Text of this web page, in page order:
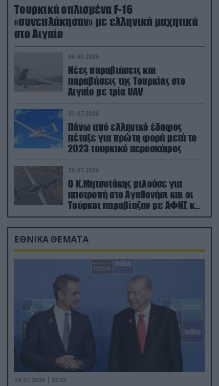
Τουρκικά οπλισμένα F-16
«συνεπλάκησαν» με ελληνικά μαχητικά
στο Αιγαίο
06.08.2026
Νέες παραβιάσεις και
παραβάσεις της Τουρκίας στο
Αιγαίο με τρία UAV
31.07.2026
Πάνω από ελληνικό έδαφος
πέταξε για πρώτη φορά μετά το
2023 τουρκικό αεροσκάφος
29.07.2026
Ο Κ.Μητσοτάκης μιλούσε για
αποτροπή στο Αγαθονήσι και οι
Τούρκοι παραβίαζαν με ΑΦΝΣ και
drone
ΕΘΝΙΚΑ ΘΕΜΑΤΑ
24.07.2026 | 22:02